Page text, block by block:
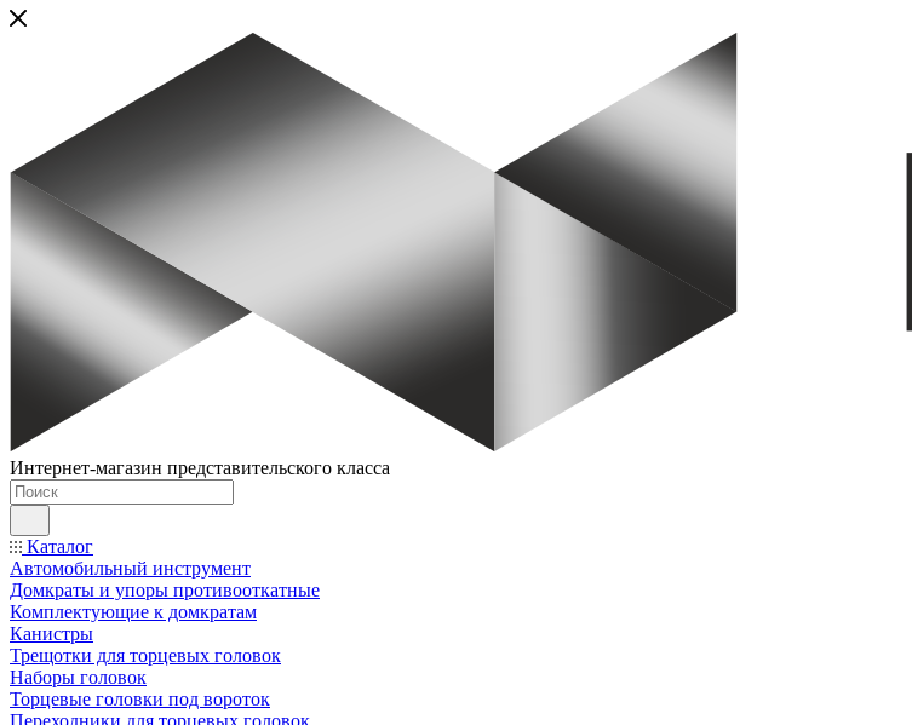
Интернет-магазин представительского класса
Каталог
Автомобильный инструмент
Домкраты и упоры противооткатные
Комплектующие к домкратам
Канистры
Трещотки для торцевых головок
Наборы головок
Торцевые головки под вороток
Переходники для торцевых головок